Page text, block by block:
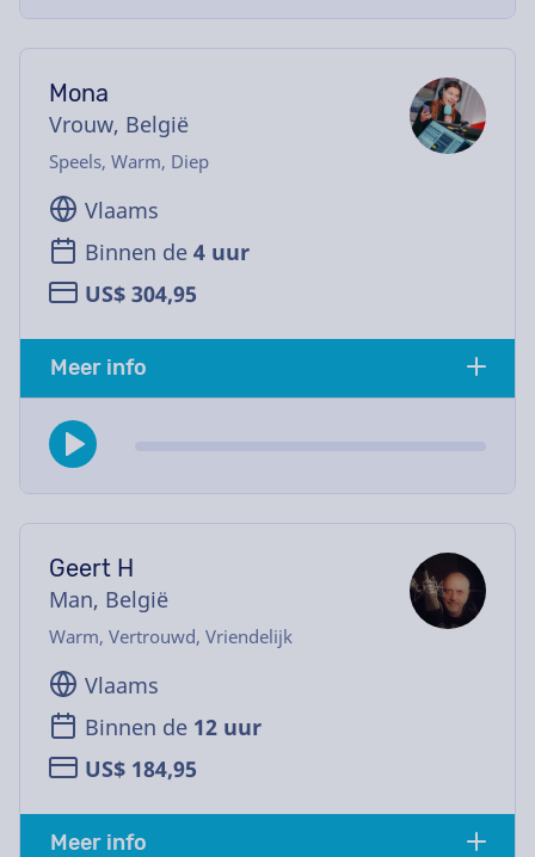
Mona
Vrouw, België
Speels, Warm, Diep
Vlaams
Binnen de 4 uur
US$ 304,95
Meer info
Geert H
Man, België
Warm, Vertrouwd, Vriendelijk
Vlaams
Binnen de 12 uur
US$ 184,95
Meer info